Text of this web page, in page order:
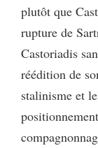
plutôt que
rupture de
Castoriadis
réédition de
stalinisme et